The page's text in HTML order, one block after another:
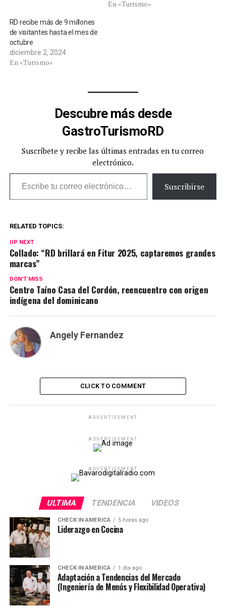
En «Turismo»
RD recibe más de 9 millones
de visitantes hasta el mes de
octubre
diciembre 2, 2024
En «Turismo»
Descubre más desde
GastroTurismoRD
Suscríbete y recibe las últimas entradas en tu correo
electrónico.
Escribe tu correo electrónico…
Suscribirse
RELATED TOPICS:
UP NEXT
Collado: “RD brillará en Fitur 2025, captaremos grandes
marcas”
DON'T MISS
Centro Taíno Casa del Cordón, reencuentro con origen
indígena del dominicano
Angely Fernandez
CLICK TO COMMENT
ADVERTISEMENT
ADVERTISEMENT
ADVERTISEMENT
ULTIMA TENDENCIA VIDEOS
CHECK IN AMERICA 5 horas ago
Liderazgo en Cocina
CHECK IN AMERICA 1 día ago
Adaptación a Tendencias del Mercado
(Ingeniería de Menús y Flexibilidad Operativa)